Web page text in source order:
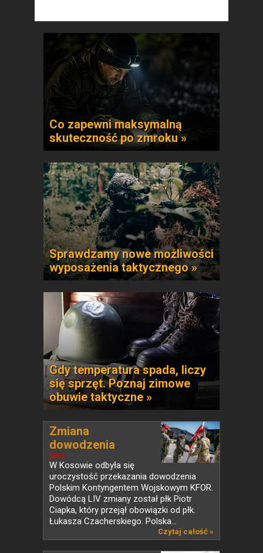
Co zapewni maksymalną
skuteczność po zmroku »
Sprawdzamy nowe możliwości
wyposażenia taktycznego »
Gdy temperatura spada, liczy
się sprzęt. Poznaj zimowe
obuwie taktyczne »
NEWS
Zmiana
dowodzenia
Polskim...
W Kosowie odbyła się
uroczystość przekazania dowodzenia
Polskim Kontyngentem Wojskowym KFOR.
Dowódcą LIV zmiany został płk Piotr
Ciapka, który przejął obowiązki od płk.
Łukasza Czacherskiego. Polska...
Czytaj całość »